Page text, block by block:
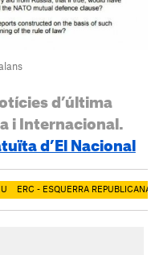
d’última
i Internacional.
d’El Nacional
ERC - ESQUERRA REPUBLICANA